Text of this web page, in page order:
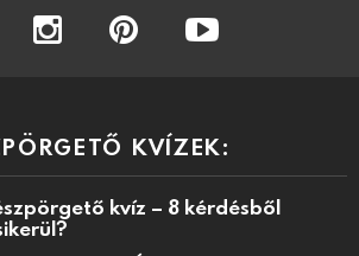
instagram
KVÍZEK:
kvíz – 8 kérdésből